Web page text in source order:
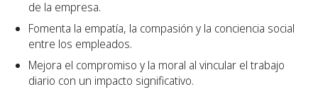
de la empresa.
Fomenta la empatía, la compasión y la conciencia social
entre los empleados.
Mejora el compromiso y la moral al vincular el trabajo
diario con un impacto significativo.